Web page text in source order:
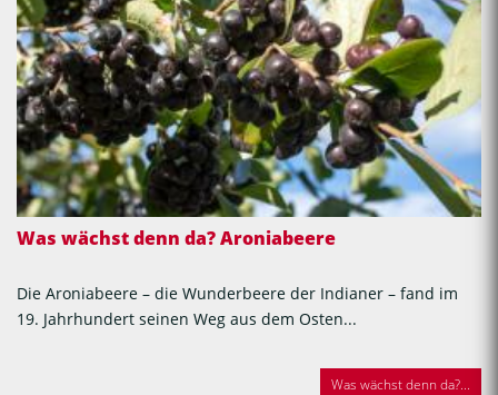
Was wächst denn da? Aroniabeere
Die Aroniabeere – die Wunderbeere der Indianer – fand im
19. Jahrhundert seinen Weg aus dem Osten...
Was wächst denn da?...